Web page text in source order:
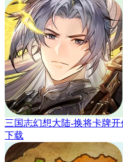
三国志幻想大陆-换将卡牌开
下载